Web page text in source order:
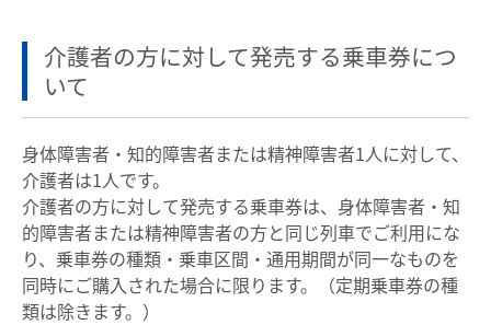
河和線・知多新線
津島線・尾西線
竹鼻線・羽島線
犬山線
広見線
小牧線
各務原線
瀬戸線
設備・機器・車両等
特別車のご案内
介護者の方に対して発売する乗車券につ
いて
身体障害者・知的障害者または精神障害者1人に対して、
介護者は1人です。
介護者の方に対して発売する乗車券は、身体障害者・知
的障害者または精神障害者の方と同じ列車でご利用にな
り、乗車券の種類・乗車区間・通用期間が同一なものを
同時にご購入された場合に限ります。（定期乗車券の種
類は除きます。）